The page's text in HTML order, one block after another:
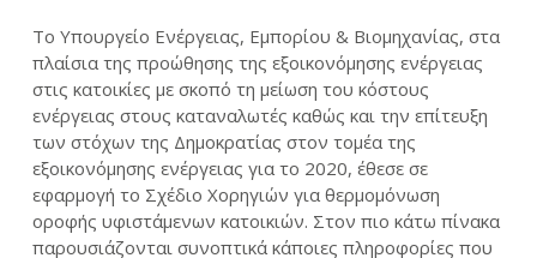
Το Υπουργείο Ενέργειας, Εμπορίου & Βιομηχανίας, στα
πλαίσια της προώθησης της εξοικονόμησης ενέργειας
στις κατοικίες με σκοπό τη μείωση του κόστους
ενέργειας στους καταναλωτές καθώς και την επίτευξη
των στόχων της Δημοκρατίας στον τομέα της
εξοικονόμησης ενέργειας για το 2020, έθεσε σε
εφαρμογή το Σχέδιο Χορηγιών για θερμομόνωση
οροφής υφιστάμενων κατοικιών. Στον πιο κάτω πίνακα
παρουσιάζονται συνοπτικά κάποιες πληροφορίες που